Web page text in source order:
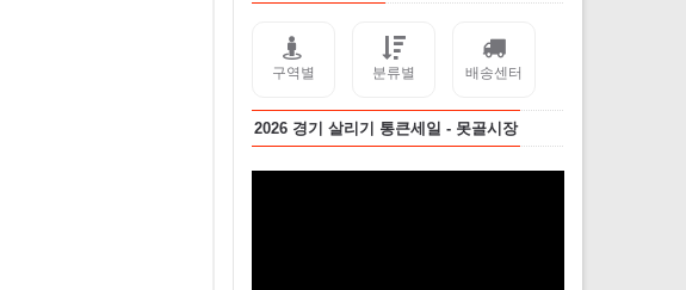
구역별 분류별 배송센터
2026 경기 살리기 통큰세일 - 못골시장